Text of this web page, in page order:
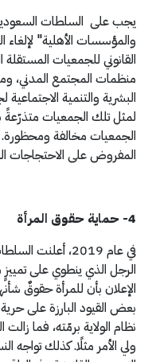
يجب على السلطات
والمؤسسات الأهلية"
القانوني للجمعيات
منظمات المجتمع المدني،
البشرية والتنمية
لمثل تلك الجمعيات متذرّعةً
الجمعيات مخالفة ومحظورة.
المفروض على الاحتجاجات
4- حماية حقوق المرأة
في عام 2019،
الرجل الذي ينطوي على
الإعلان بأن للمرأة حقوقٌ
بعض القيود البارزة على حرية
نظام الولاية برمّته، فما
ولي الأمر مثلًا. كذلك تواجه